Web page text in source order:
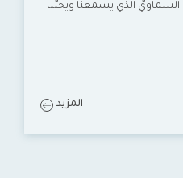
الذي يسمعنا ويحبّنا
المزيد